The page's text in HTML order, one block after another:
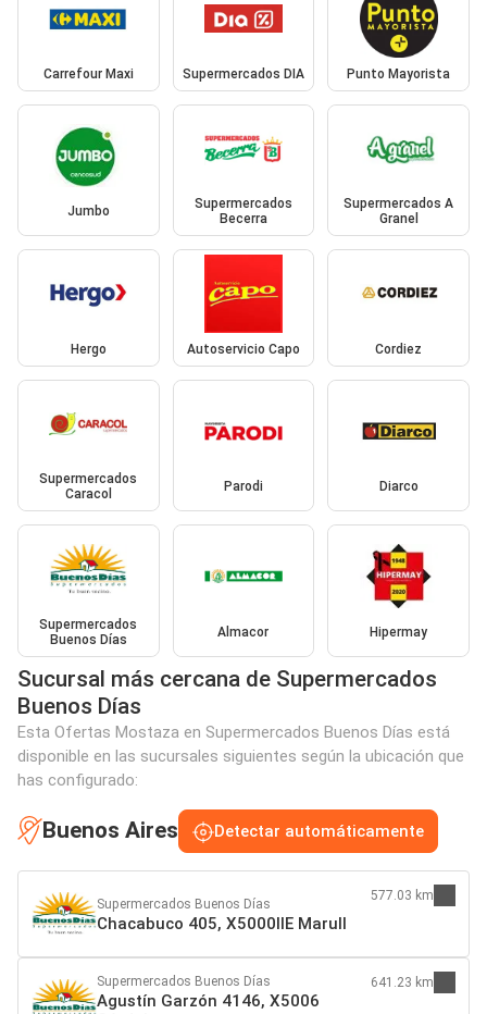
Carrefour Maxi Supermercados DIA Punto Mayorista
Jumbo
Supermercados
Becerra
Supermercados A
Granel
Hergo Autoservicio Capo Cordiez
Supermercados
Caracol
Parodi Diarco
Supermercados
Buenos Días
Almacor Hipermay
Sucursal más cercana de Supermercados
Buenos Días
Esta Ofertas Mostaza en Supermercados Buenos Días está
disponible en las sucursales siguientes según la ubicación que
has configurado:
Buenos Aires Detectar automáticamente
Supermercados Buenos Días
Chacabuco 405, X5000IIE Marull
577.03 km
Supermercados Buenos Días
Agustín Garzón 4146, X5006
641.23 km